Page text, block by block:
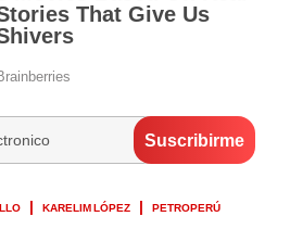
KARELIM LÓPEZ PETROPERÚ